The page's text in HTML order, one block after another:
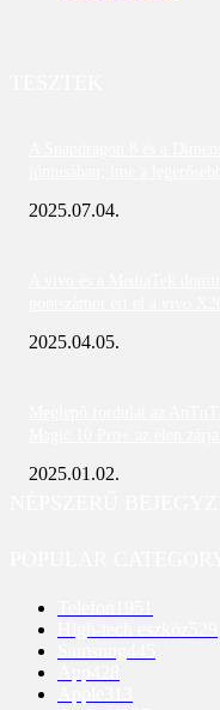
2025.07.04.
2025.04.05.
2025.01.02.